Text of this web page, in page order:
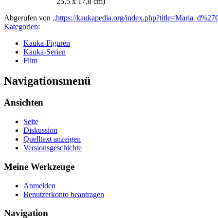
Abgerufen von „https://kaukapedia.org/
Kategorien:
Kauka-Figuren
Kauka-Serien
Film
Navigationsmenü
Ansichten
Seite
Diskussion
Quelltext anzeigen
Versionsgeschichte
Meine Werkzeuge
Anmelden
Benutzerkonto beantragen
Navigation